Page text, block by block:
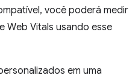
você poderá medir
Web Vitals usando esse
em uma